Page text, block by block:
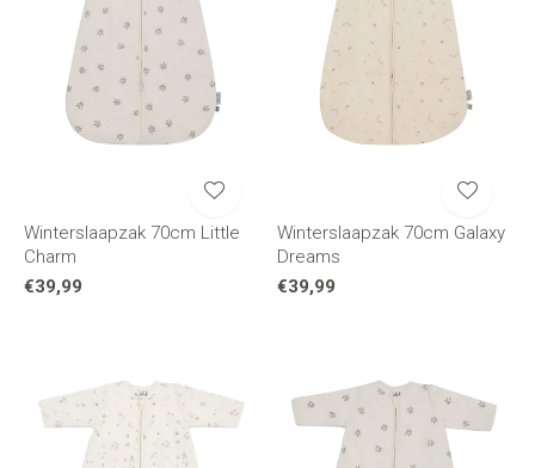
Winterslaapzak 70cm Little
Charm
€39,99
Winterslaapzak 70cm Galaxy
Dreams
€39,99